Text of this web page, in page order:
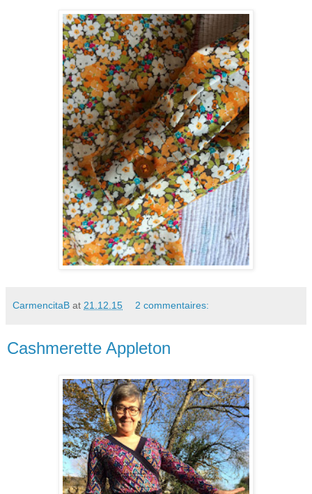
CarmencitaB at 21.12.15 2 commentaires:
Cashmerette Appleton